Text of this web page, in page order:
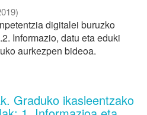
)
digitalei buruzko
Informazio, datu eta eduki
aurkezpen bideoa.
Graduko ikasleentzako